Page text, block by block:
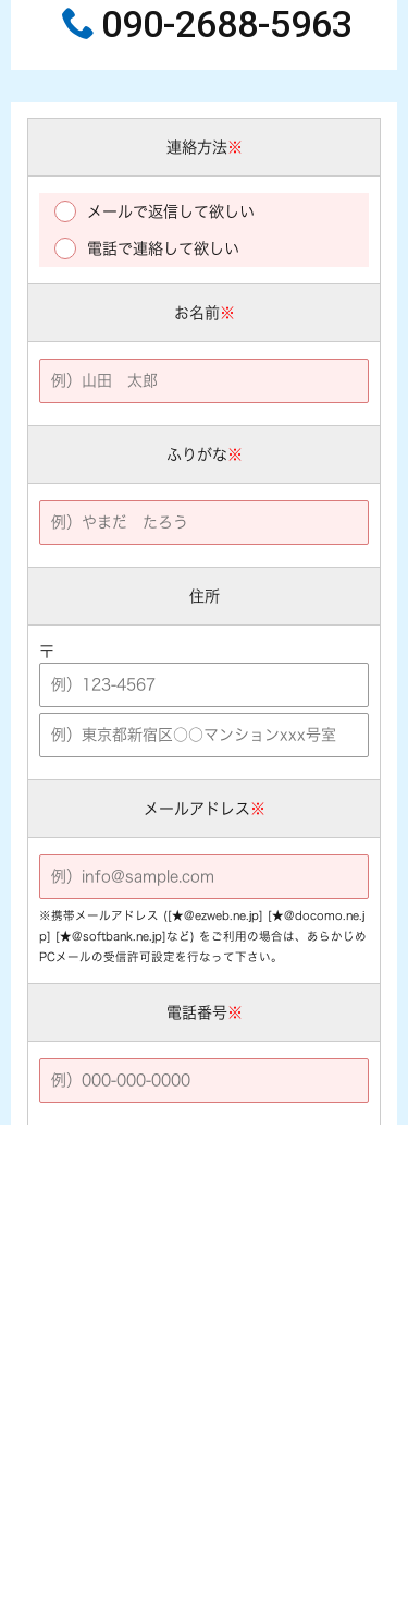
090-2688-5963
連絡方法※
メールで返信して欲しい
電話で連絡して欲しい
お名前※
ふりがな ※
住所
〒
メールアドレス ※
※携帯メールアドレス ([★@ezweb.ne.jp] [★@docomo.ne.j
p] [★@softbank.ne.jp]など) をご利用の場合は、あらかじめ
PCメールの受信許可設定を行なって下さい。
電話番号※